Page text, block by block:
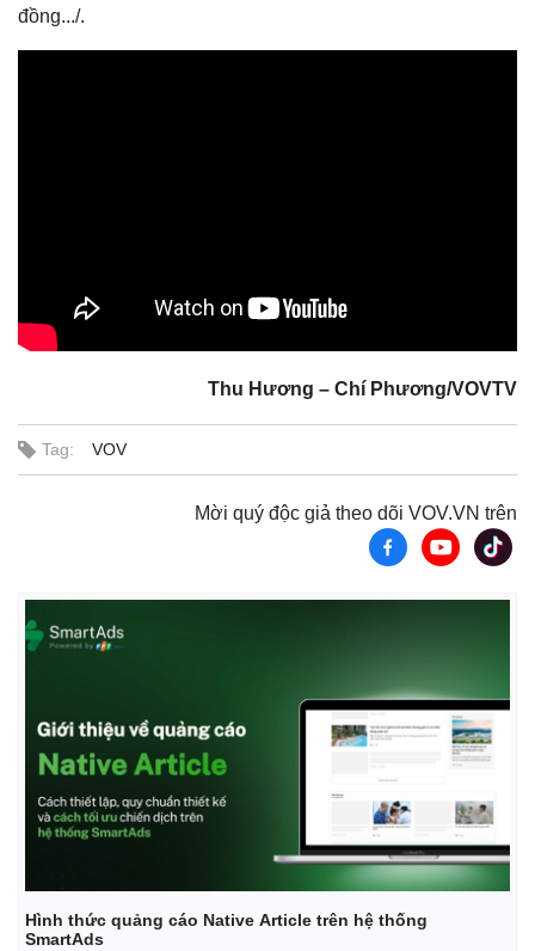
đồng.../.
Thu Hương – Chí Phương/VOVTV
Tag: VOV
Mời quý độc giả theo dõi VOV.VN trên
Hình thức quảng cáo Native Article trên hệ thống
SmartAds